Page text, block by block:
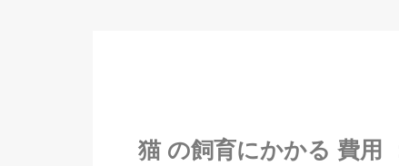
猫 の飼育にかかる 費用